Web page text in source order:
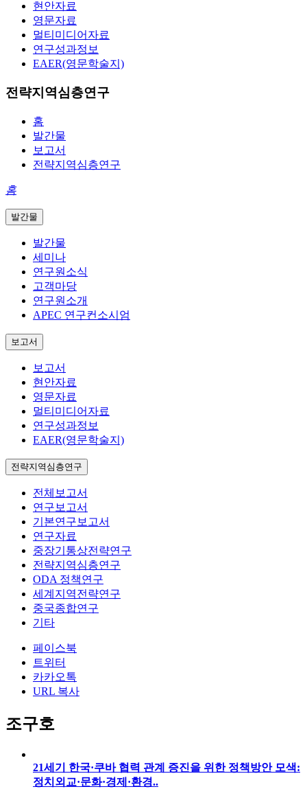
현안자료
영문자료
멀티미디어자료
연구성과정보
EAER(영문학술지)
전략지역심층연구
홈
발간물
보고서
전략지역심층연구
홈
발간물
발간물
세미나
연구원소식
고객마당
연구원소개
APEC 연구컨소시엄
보고서
보고서
현안자료
영문자료
멀티미디어자료
연구성과정보
EAER(영문학술지)
전략지역심층연구
전체보고서
연구보고서
기본연구보고서
연구자료
중장기통상전략연구
전략지역심층연구
ODA 정책연구
세계지역전략연구
중국종합연구
기타
페이스북
트위터
카카오톡
URL 복사
조구호
21세기 한국·쿠바 협력 관계 증진을 위한 정책방안 모색:
정치외교·문화·경제·환경..